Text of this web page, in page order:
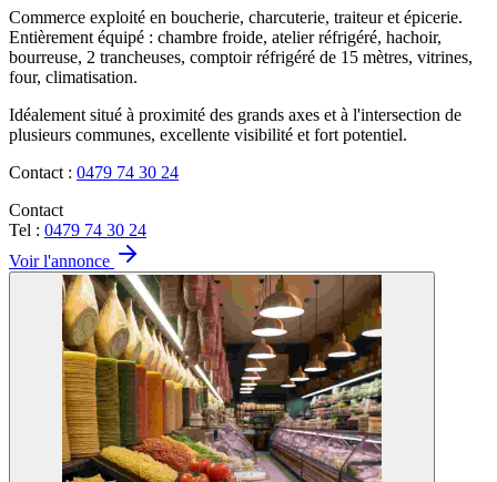
Commerce exploité en boucherie, charcuterie, traiteur et épicerie.
Entièrement équipé : chambre froide, atelier réfrigéré, hachoir,
bourreuse, 2 trancheuses, comptoir réfrigéré de 15 mètres, vitrines,
four, climatisation.
Idéalement situé à proximité des grands axes et à l'intersection de
plusieurs communes, excellente visibilité et fort potentiel.
Contact : 0479 74 30 24
Contact
Tel : 0479 74 30 24
Voir l'annonce